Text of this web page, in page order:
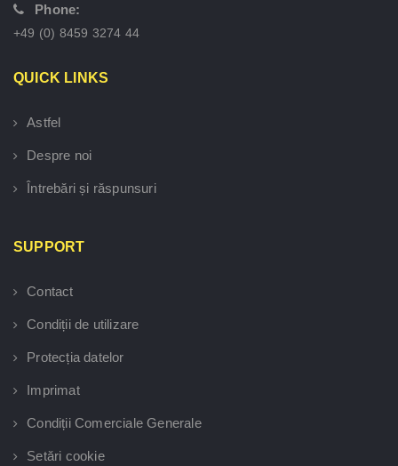
Phone:
+49 (0) 8459 3274 44
QUICK LINKS
Astfel
Despre noi
Întrebări și răspunsuri
SUPPORT
Contact
Condiții de utilizare
Protecția datelor
Imprimat
Condiții Comerciale Generale
Setări cookie